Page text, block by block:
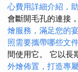
心費用詳細介紹，
會斷開毛孔的連接
燴服務，滿足您的
照需要攜帶哪些文
間使用它。 它以長
外燴佈置，打造專